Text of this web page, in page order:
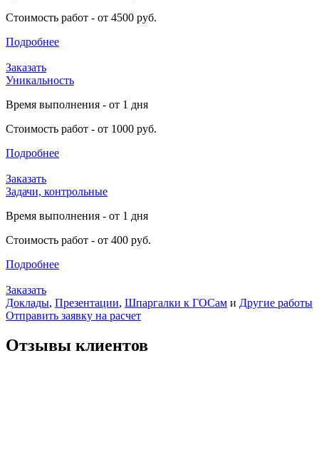
Стоимость работ - от 4500 руб.
Подробнее
Заказать
Уникальность
Время выполнения - от 1 дня
Стоимость работ - от 1000 руб.
Подробнее
Заказать
Задачи, контрольные
Время выполнения - от 1 дня
Стоимость работ - от 400 руб.
Подробнее
Заказать
Доклады, Презентации, Шпаргалки к ГОСам и Другие работы
Отправить заявку на расчет
Отзывы клиентов